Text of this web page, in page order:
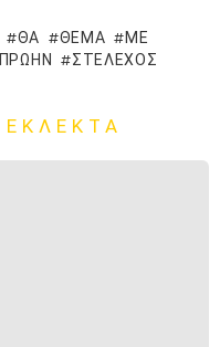
ΘΑ ΘΈΜΑ
ΜΕ
ΠΡΏΗΝ
ΣΤΈΛΕΧΟΣ
ΕΚΛΕΚΤΆ